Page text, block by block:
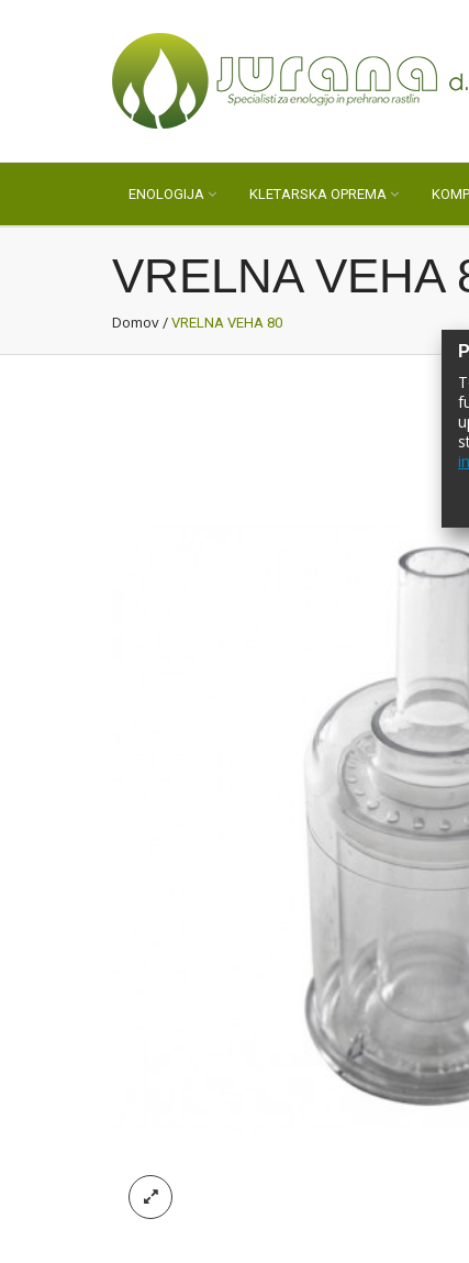
ENOLOGIJA KLETARSKA OPREMA
VRELNA VEHA
Domov / VRELNA VEHA 80